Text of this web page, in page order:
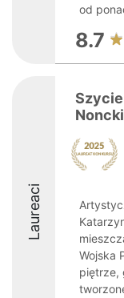
od
8.7
Laureaci
Wojska
piętrze,